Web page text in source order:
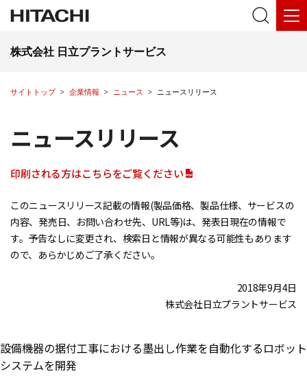
株式会社 日立プラントサービス
サイトトップ 企業情報 ニュース ニュースリリース
ニュースリリース
印刷される方はこちらをご覧ください
このニュースリリース記載の情報(製品価格、製品仕様、サービスの
内容、発売日、お問い合わせ先、URL等)は、発表日現在の情報で
す。予告なしに変更され、検索日と情報が異なる可能性もあります
ので、あらかじめご了承ください。
2018年9月4日
株式会社日立プラントサービス
設備機器の据付工事における墨出し作業を自動化するロボット
システムを開発